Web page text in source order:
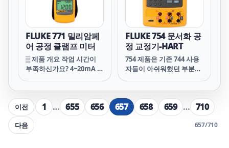
FLUKE 771 밀리암페
어 공정 클램프 미터
▒ 제품 개요 작업 시간이
부족하신가요? 4~20mA 신
십시오.
FLUKE 754 문서화 공
정 교정기-HART
754 제품은 기존 744 사용
자들이 아쉬워했던 부분을
을 포함하여 통합 통신 교
정기로 태어났습니다. 견고
하고 안정적인 이 도구는
HART 및 기타 기기를 교정
이전 1 … 655 656 657 658 659 … 710
다음 657/710